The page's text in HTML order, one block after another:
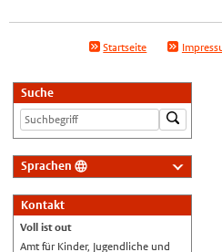
Startseite
Suche
Sprachen
Nederlands
English
Kontakt
Voll ist out
Amt für Kinder, Jugendliche und